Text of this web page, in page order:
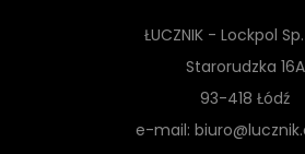
ŁUCZNIK - Lockpol
Starorudzka 16A
93-418 Łódź
e-mail: